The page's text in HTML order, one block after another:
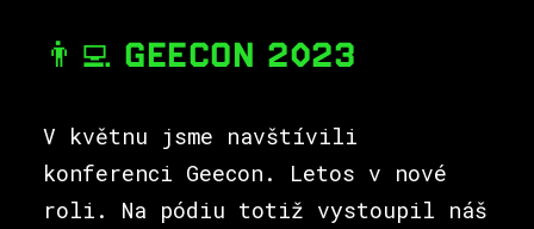
👨‍💻 GEECON 2023
V květnu jsme navštívili
konferenci Geecon. Letos v nové
roli. Na pódiu totiž vystoupil náš